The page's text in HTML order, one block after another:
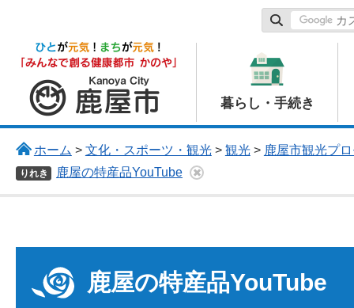
鹿屋市
暮らし・手続き
ホーム > 文化・スポーツ・観光> 観光> 鹿屋市観光プ
りれき 鹿屋の特産品YouTube
鹿屋の特産品YouTube